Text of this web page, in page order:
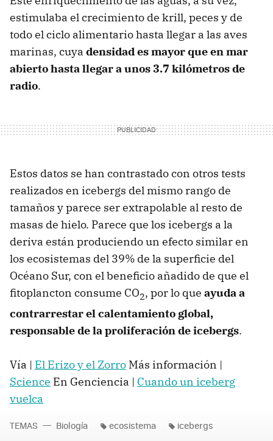
estimulaba el crecimiento de krill, peces y de
todo el ciclo alimentario hasta llegar a las aves
marinas, cuya densidad es mayor que en mar
abierto hasta llegar a unos 3.7 kilómetros de
radio.
Estos datos se han contrastado con otros tests
realizados en icebergs del mismo rango de
tamaños y parece ser extrapolable al resto de
masas de hielo. Parece que los icebergs a la
deriva están produciendo un efecto similar en
los ecosistemas del 39% de la superficie del
Océano Sur, con el beneficio añadido de que el
fitoplancton consume CO2, por lo que ayuda a
contrarrestar el calentamiento global,
responsable de la proliferación de icebergs.
Vía | El Erizo y el Zorro Más información |
Science En Genciencia | Cuando un iceberg
vuelca
TEMAS Biología ecosistema icebergs